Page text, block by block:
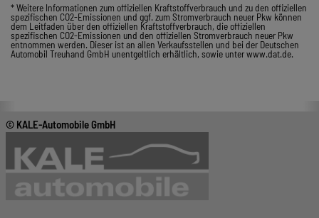
* Weitere Informationen zum offiziellen Kraftstoffverbrauch und zu den offiziellen
spezifischen CO2-Emissionen und ggf. zum Stromverbrauch neuer Pkw können
dem Leitfaden über den offiziellen Kraftstoffverbrauch, die offiziellen
spezifischen CO2-Emissionen und den offiziellen Stromverbrauch neuer Pkw
entnommen werden. Dieser ist an allen Verkaufsstellen und bei der Deutschen
Automobil Treuhand GmbH unentgeltlich erhältlich, sowie unter www.dat.de.
© KALE-Automobile GmbH